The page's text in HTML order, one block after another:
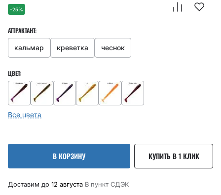
-25%
АТТРАКТАНТ:
кальмар креветка чеснок
ЦВЕТ:
Все цвета
В КОРЗИНУ КУПИТЬ В 1 КЛИК
Доставим до 12 августа В пункт CДЭК